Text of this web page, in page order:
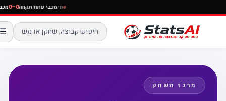
חימכבי פתח תקווה0–0
☰
מרכז משחק